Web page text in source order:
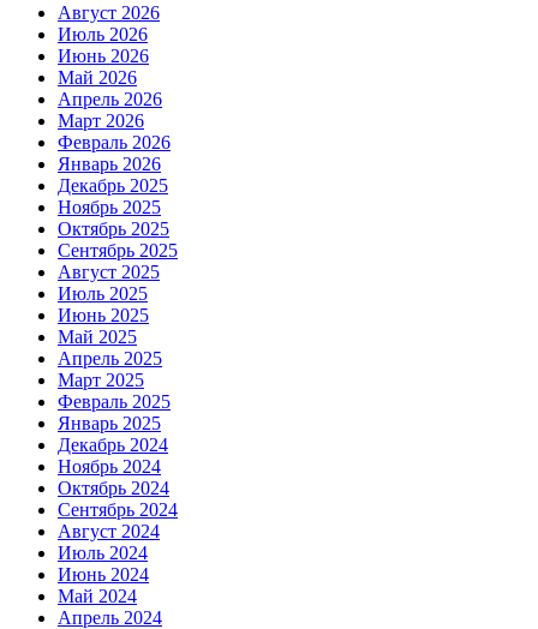
Август 2026
Июль 2026
Июнь 2026
Май 2026
Апрель 2026
Март 2026
Февраль 2026
Январь 2026
Декабрь 2025
Ноябрь 2025
Октябрь 2025
Сентябрь 2025
Август 2025
Июль 2025
Июнь 2025
Май 2025
Апрель 2025
Март 2025
Февраль 2025
Январь 2025
Декабрь 2024
Ноябрь 2024
Октябрь 2024
Сентябрь 2024
Август 2024
Июль 2024
Июнь 2024
Май 2024
Апрель 2024